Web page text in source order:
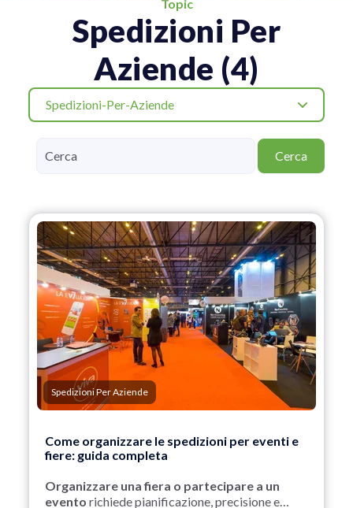
Topic
Spedizioni Per
Aziende (4)
Spedizioni-Per-Aziende
Cerca
Spedizioni Per Aziende
Come organizzare le spedizioni per eventi e
fiere: guida completa
Organizzare una fiera o partecipare a un
evento richiede pianificazione, precisione e…